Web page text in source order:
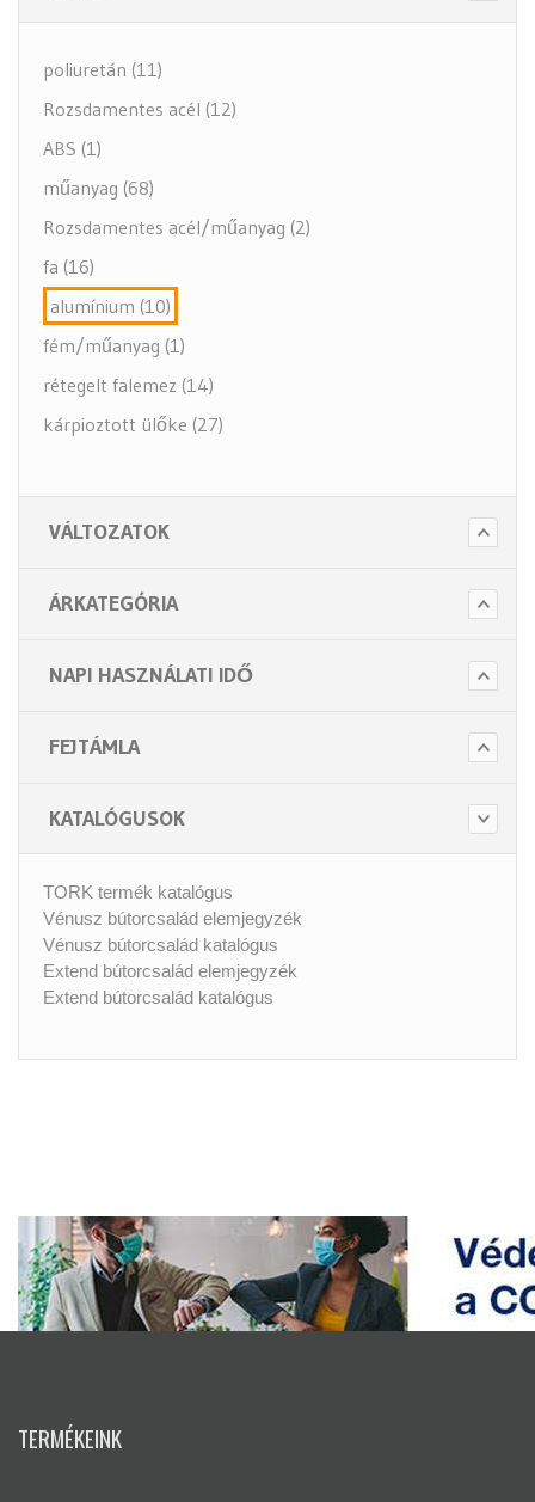
poliuretán (11)
Rozsdamentes acél (12)
ABS (1)
műanyag (68)
Rozsdamentes acél/műanyag (2)
fa (16)
alumínium (10)
fém/műanyag (1)
rétegelt falemez (14)
kárpioztott ülőke (27)
VÁLTOZATOK
ÁRKATEGÓRIA
NAPI HASZNÁLATI IDŐ
FEJTÁMLA
KATALÓGUSOK
TORK termék katalógus
Vénusz bútorcsalád elemjegyzék
Vénusz bútorcsalád katalógus
Extend bútorcsalád elemjegyzék
Extend bútorcsalád katalógus
TERMÉKEINK